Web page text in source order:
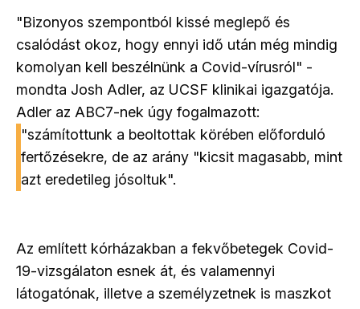
"Bizonyos szempontból kissé meglepő és
csalódást okoz, hogy ennyi idő után még mindig
komolyan kell beszélnünk a Covid-vírusról" -
mondta Josh Adler, az UCSF klinikai igazgatója.
Adler az ABC7-nek úgy fogalmazott:
"számítottunk a beoltottak körében előforduló
fertőzésekre, de az arány "kicsit magasabb, mint
azt eredetileg jósoltuk".
Az említett kórházakban a fekvőbetegek Covid-
19-vizsgálaton esnek át, és valamennyi
látogatónak, illetve a személyzetnek is maszkot